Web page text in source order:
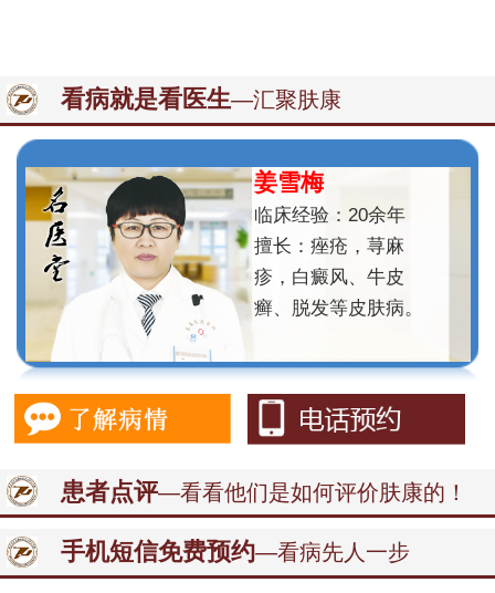
看病就是看医生—汇聚肤康
姜雪梅
临床经验：20余年
擅长：痤疮，荨麻
疹，白癜风、牛皮
癣、脱发等皮肤病。
患者点评—看看他们是如何评价肤康的！
手机短信免费预约—看病先人一步